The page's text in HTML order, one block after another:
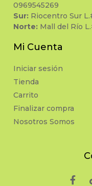
0969545269
Sur: Riocentro Sur
Norte: Mall del Río
Mi Cuenta
Iniciar sesión
Tienda
Carrito
Finalizar compra
Nosotros Somos